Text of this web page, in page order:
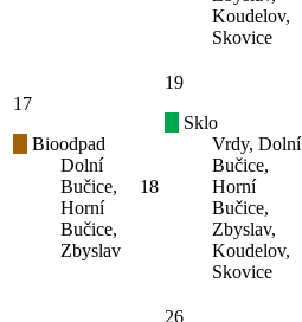
Koudelov,
Skovice
17
Bioodpad
Dolní
Bučice,
Horní
Bučice,
Zbyslav
18
19
Sklo
Vrdy, Dolní
Bučice,
Horní
Bučice,
Zbyslav,
Koudelov,
Skovice
26